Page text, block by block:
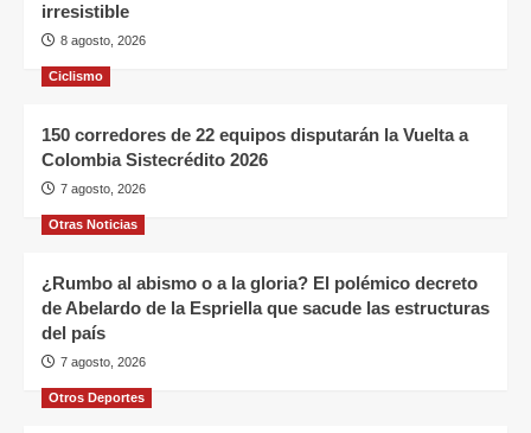
irresistible
8 agosto, 2026
Ciclismo
150 corredores de 22 equipos disputarán la Vuelta a
Colombia Sistecrédito 2026
7 agosto, 2026
Otras Noticias
¿Rumbo al abismo o a la gloria? El polémico decreto
de Abelardo de la Espriella que sacude las estructuras
del país
7 agosto, 2026
Otros Deportes